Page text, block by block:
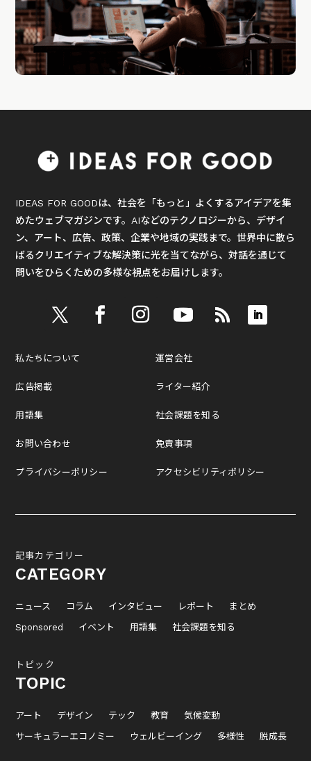
IDEAS FOR GOODは、社会を「もっと」よくするアイデアを集
めたウェブマガジンです。AIなどのテクノロジーから、デザイ
ン、アート、広告、政策、企業や地域の実践まで。世界中に散ら
ばるクリエイティブな解決策に光を当てながら、対話を通じて
問いをひらくための多様な視点をお届けします。
私たちについて
広告掲載
用語集
お問い合わせ
プライバシーポリシー
運営会社
ライター紹介
社会課題を知る
免責事項
アクセシビリティポリシー
記事カテゴリー
CATEGORY
ニュース コラム インタビュー レポート
まとめ
Sponsored
イベント 用語集 社会課題を知る
トピック
TOPIC
アート デザイン テック 教育
気候変動
サーキュラーエコノミー
ウェルビーイング 多様性 脱成長